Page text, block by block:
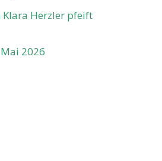
Klara Herzler pfeift
2026